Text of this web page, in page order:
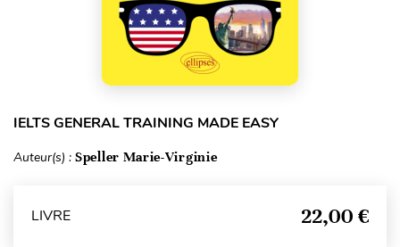
IELTS GENERAL TRAINING MADE EASY
Auteur(s) : Speller Marie-Virginie
LIVRE 22,00 €